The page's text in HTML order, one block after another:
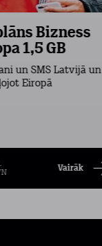
Bizness
1,5 GB
un SMS Latvijā un
Eiropā
Vairāk